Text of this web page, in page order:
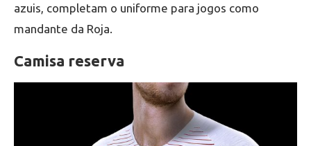
azuis, completam o uniforme para jogos como
mandante da Roja.
Camisa reserva